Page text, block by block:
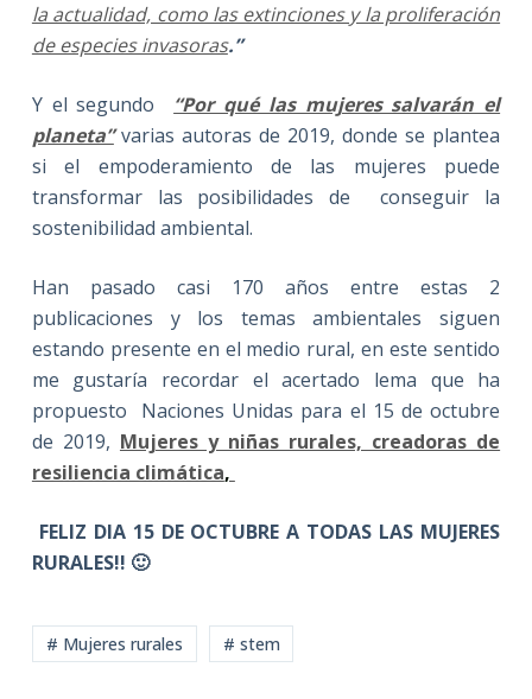
la actualidad, como las extinciones y la proliferación
de especies invasoras.”
Y el segundo
“Por qué las mujeres salvarán el
planeta” varias autoras de 2019, donde se plantea
si el empoderamiento de las mujeres puede
transformar las posibilidades de conseguir la
sostenibilidad ambiental.
Han pasado casi 170 años entre estas 2
publicaciones y los temas ambientales siguen
estando presente en el medio rural, en este sentido
me gustaría recordar el acertado lema que ha
propuesto Naciones Unidas para el 15 de octubre
de 2019, Mujeres y niñas rurales, creadoras de
resiliencia climática,
FELIZ DIA 15 DE OCTUBRE A TODAS LAS MUJERES
RURALES!! 🙂
# Mujeres rurales # stem